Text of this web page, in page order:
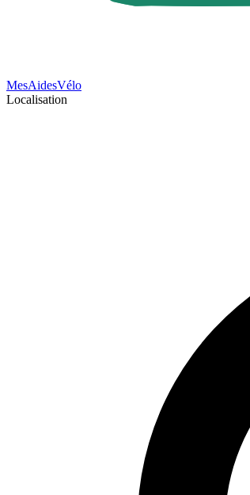
MesAidesVélo
Localisation